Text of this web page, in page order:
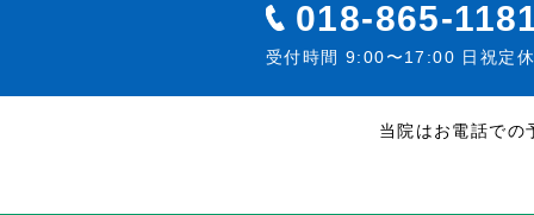
018-865-
受付時間 9:00〜17:00 日祝定休
当院はお電話での